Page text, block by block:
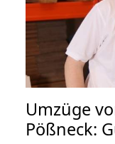
Umzüge
Pößneck: